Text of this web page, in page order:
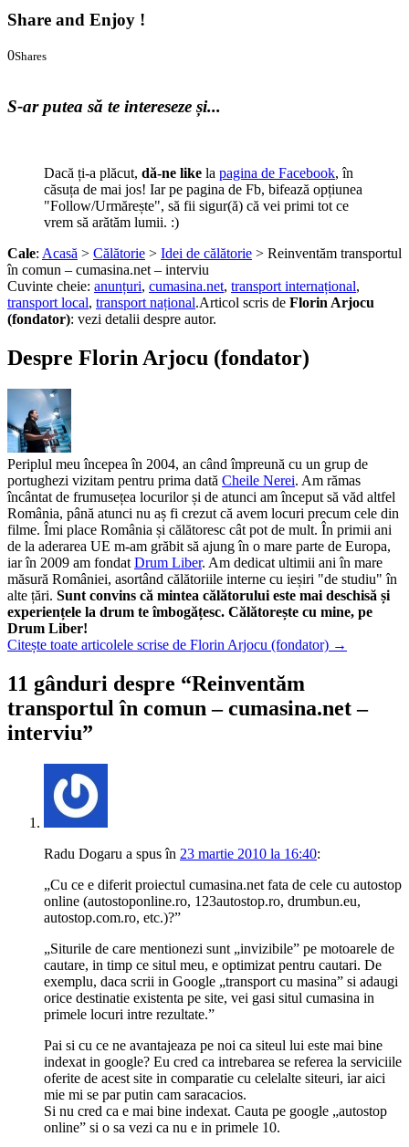
Share and Enjoy !
0Shares
S-ar putea să te intereseze și...
Dacă ți-a plăcut, dă-ne like la pagina de Facebook, în
căsuța de mai jos! Iar pe pagina de Fb, bifează opțiunea
"Follow/Urmărește", să fii sigur(ă) că vei primi tot ce
vrem să arătăm lumii. :)
Cale: Acasă > Călătorie > Idei de călătorie > Reinventăm transportul
în comun – cumasina.net – interviu
Cuvinte cheie: anunțuri, cumasina.net, transport internațional,
transport local, transport național.Articol scris de Florin Arjocu
(fondator): vezi detalii despre autor.
Despre Florin Arjocu (fondator)
Periplul meu începea în 2004, an când împreună cu un grup de
portughezi vizitam pentru prima dată Cheile Nerei. Am rămas
încântat de frumusețea locurilor și de atunci am început să văd altfel
România, până atunci nu aș fi crezut că avem locuri precum cele din
filme. Îmi place România și călătoresc cât pot de mult. În primii ani
de la aderarea UE m-am grăbit să ajung în o mare parte de Europa,
iar în 2009 am fondatDrum Liber. Am dedicat ultimii ani în mare
măsură României, asortând călătoriile interne cu ieșiri "de studiu" în
alte țări. Sunt convins că mintea călătorului este mai deschisă și
experiențele la drum te îmbogățesc. Călătorește cu mine, pe
Drum Liber!
Citește toate articolele scrise de Florin Arjocu (fondator) →
11 gânduri despre “Reinventăm
transportul în comun – cumasina.net –
interviu”
Radu Dogaru a spusîn 23 martie 2010 la 16:40:
„Cu ce e diferit proiectul cumasina.net fata de cele cu autostop
online (autostoponline.ro, 123autostop.ro, drumbun.eu,
autostop.com.ro, etc.)?”
„Siturile de care mentionezi sunt „invizibile” pe motoarele de
cautare, in timp ce situl meu, e optimizat pentru cautari. De
exemplu, daca scrii in Google „transport cu masina” si adaugi
orice destinatie existenta pe site, vei gasi situl cumasina in
primele locuri intre rezultate.”
Pai si cu ce ne avantajeaza pe noi ca siteul lui este mai bine
indexat in google? Eu cred ca intrebarea se referea la serviciile
oferite de acest site in comparatie cu celelalte siteuri, iar aici
mie mi se par putin cam saracacios.
Si nu cred ca e mai bine indexat. Cauta pe google „autostop
online” si o sa vezi ca nu e in primele 10.